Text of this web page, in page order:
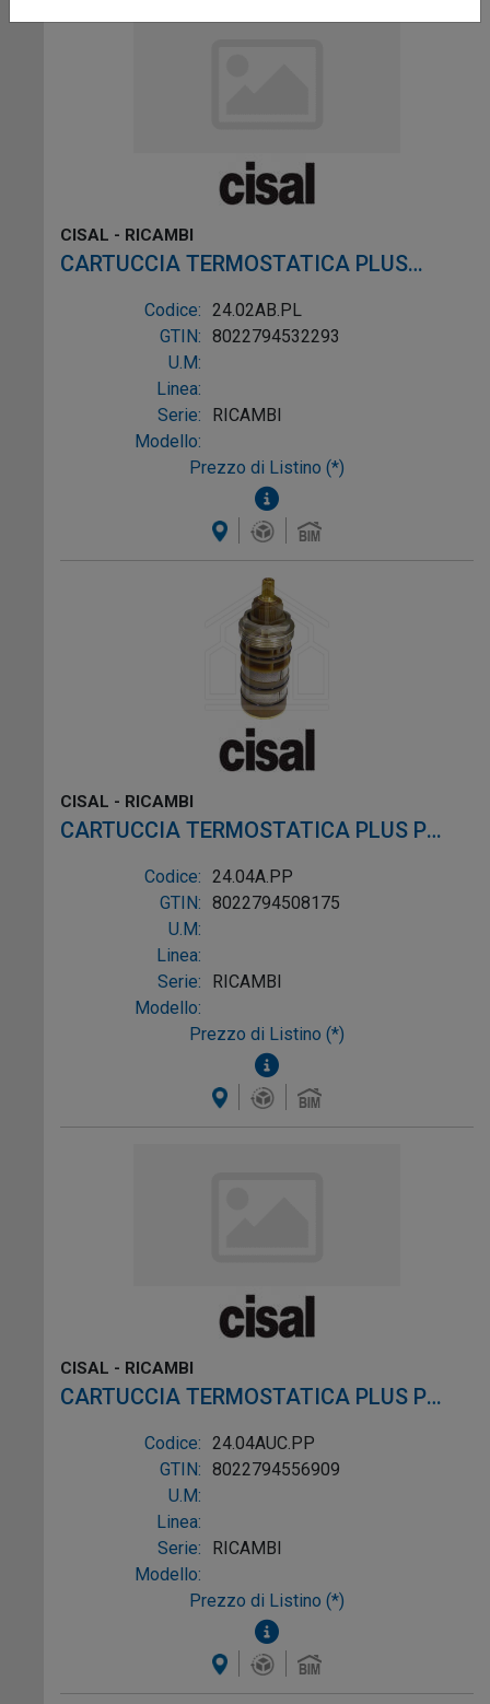
CISAL - RICAMBI
CARTUCCIA TERMOSTATICA PLUS
Codice: 24.02AB.PL
GTIN: 8022794532293
U.M:
Linea:
Serie:
RICAMBI
Modello:
Prezzo di Listino (*)
CISAL - RICAMBI
CARTUCCIA TERMOSTATICA PLUS P
Codice: 24.04A.PP
GTIN: 8022794508175
U.M:
Linea:
Serie:
RICAMBI
Modello:
Prezzo di Listino (*)
CISAL - RICAMBI
CARTUCCIA TERMOSTATICA PLUS P
Codice: 24.04AUC.PP
GTIN: 8022794556909
U.M:
Linea:
Serie:
RICAMBI
Modello:
Prezzo di Listino (*)